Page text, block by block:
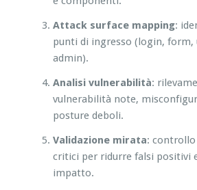
Attack surface mapping:
punti di ingresso (login, form,
admin).
Analisi vulnerabilità:
vulnerabilità note,
posture deboli.
Validazione mirata:
critici per ridurre falsi positivi
impatto.